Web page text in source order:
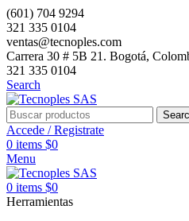
(601) 704 9294
321 335 0104
ventas@tecnoples.com
Carrera 30 # 5B 21. Bogotá,
321 335 0104
Search
Accede / Registrate
0 items $0
Menu
0 items $0
Herramientas